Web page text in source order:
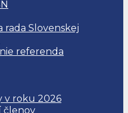
rada Slovenskej
referenda
v roku 2026
členov